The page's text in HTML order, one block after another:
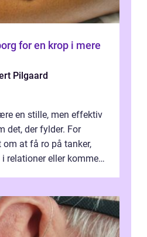
for en krop i mere
Pilgaard
en stille, men effektiv
det, der fylder. For
om at få ro på tanker,
relationer eller komme